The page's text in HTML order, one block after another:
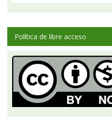
Política de libre acceso